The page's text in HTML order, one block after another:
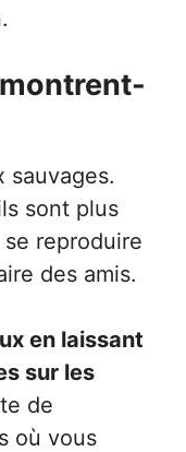
sauvages.
sont plus
reproduire
des amis.
en laissant
sur les
de
où vous